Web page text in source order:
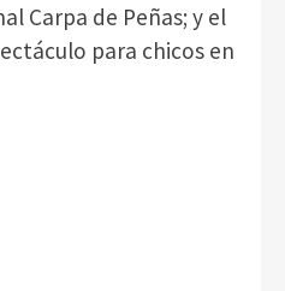
Carpa de Peñas; y el
para chicos en